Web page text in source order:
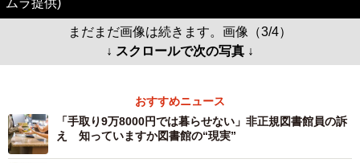
ムラ提供)
まだまだ画像は続きます。画像（3/4）
↓ スクロールで次の写真 ↓
おすすめニュース
「手取り9万8000円では暮らせない」非正規図書館員の訴
え 知っていますか図書館の“現実”